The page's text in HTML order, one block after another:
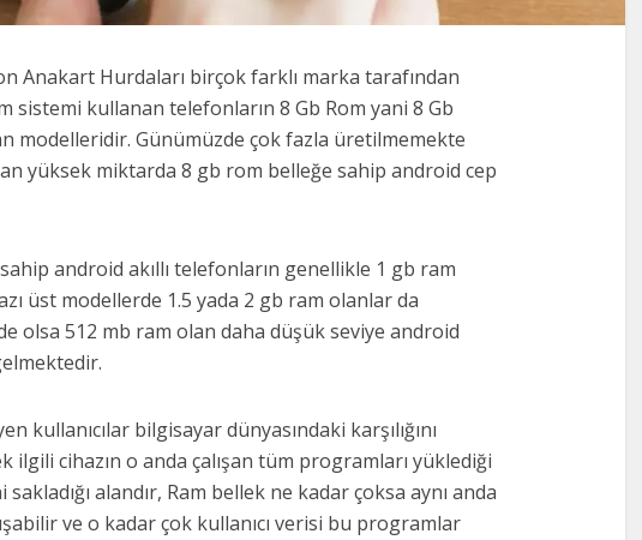
Anakart Hurdaları birçok farklı marka tarafından
sistemi kullanan telefonların 8 Gb Rom yani 8 Gb
modelleridir. Günümüzde çok fazla üretilmemekte
yüksek miktarda 8 gb rom belleğe sahip android cep
android akıllı telefonların genellikle 1 gb ram
üst modellerde 1.5 yada 2 gb ram olanlar da
olsa 512 mb ram olan daha düşük seviye android
kullanıcılar bilgisayar dünyasındaki karşılığını
ilgili cihazın o anda çalışan tüm programları yüklediği
alandır, Ram bellek ne kadar çoksa aynı anda
ve o kadar çok kullanıcı verisi bu programlar